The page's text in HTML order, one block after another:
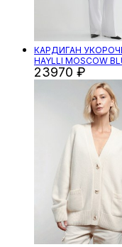
КАРДИГАН
HAYLLI MOSCOW
23970